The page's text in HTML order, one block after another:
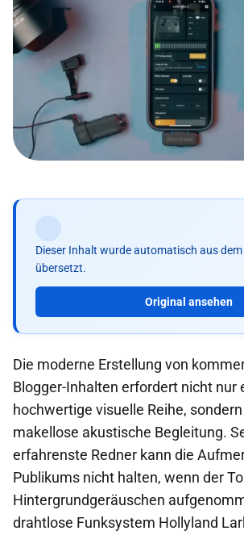
Dieser Inhalt wurde automatisch aus
übersetzt.
Original ansehen
Die moderne Erstellung von
Blogger-Inhalten erfordert nicht nur
hochwertige visuelle Reihe,
makellose akustische Begleitung.
erfahrenste Redner kann die
Publikums nicht halten, wenn der
Hintergrundgeräuschen
drahtlose Funksystem Hollyland